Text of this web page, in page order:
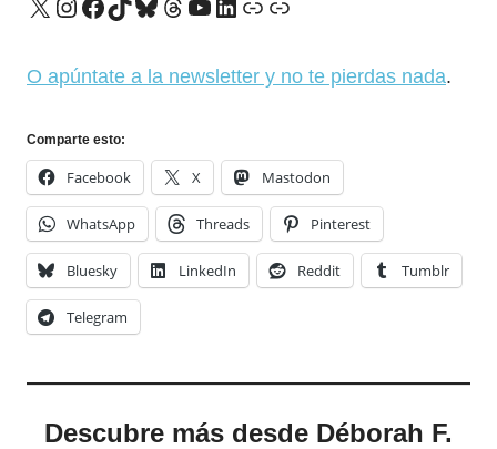
O apúntate a la newsletter y no te pierdas nada.
Comparte esto:
Facebook X Mastodon
WhatsApp Threads Pinterest
Bluesky LinkedIn Reddit Tumblr
Telegram
Descubre más desde Déborah F.